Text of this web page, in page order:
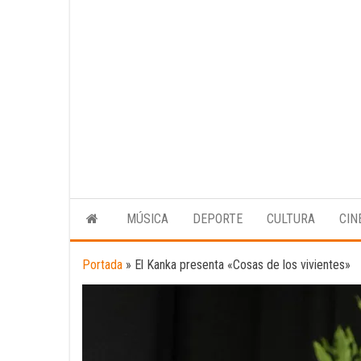
MÚSICA DEPORTE CULTURA
Portada » El Kanka presenta «Cosas de los vivientes»